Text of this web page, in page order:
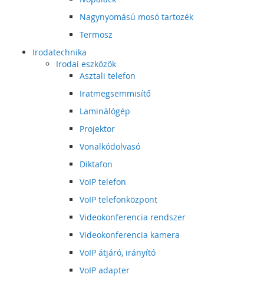
Nagynyomású mosó tartozék
Termosz
Irodatechnika
Irodai eszközök
Asztali telefon
Iratmegsemmisítő
Laminálógép
Projektor
Vonalkódolvasó
Diktafon
VoIP telefon
VoIP telefonközpont
Videokonferencia rendszer
Videokonferencia kamera
VoIP átjáró, irányító
VoIP adapter